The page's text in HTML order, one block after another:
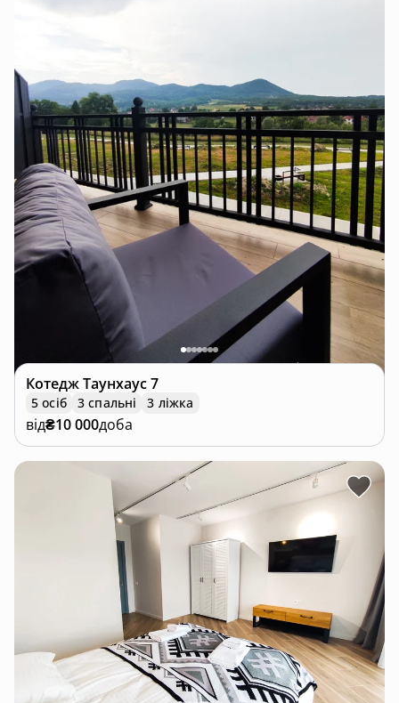
КотеджТаунхаус 7
5 осіб 3 спальні 3 ліжка
від₴10 000доба